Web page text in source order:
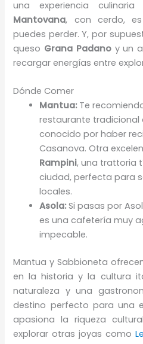
una experiencia
Mantovana, con cerdo,
puedes perder. Y, por
queso Grana Padanoy un
recargar energías entre
Dónde Comer
Mantua:Te
restaurante
conocido por haber
Casanova. Otra
Rampini, una trattoria
ciudad, perfecta para
locales.
Asola:Si pasas por
es una cafetería muy
impecable.
Mantua y Sabbioneta
en la historia y la cultura
naturaleza y una
destino perfecto para una
apasiona la riqueza
explorar otras joyas como